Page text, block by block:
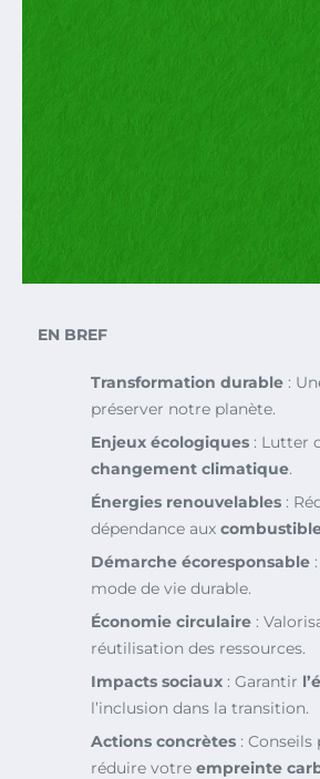
EN BREF
Transformation durable :
préserver notre planète.
Enjeux écologiques : Lutter
changement climatique.
Énergies renouvelables :
dépendance aux
Démarche écoresponsable
mode de vie durable.
Économie circulaire :
réutilisation des ressources.
Impacts sociaux : Garantir
l’inclusion dans la transition.
Actions concrètes :
réduire votre empreinte